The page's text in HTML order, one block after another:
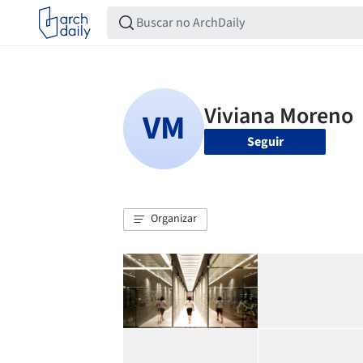
Seguir
Organizar